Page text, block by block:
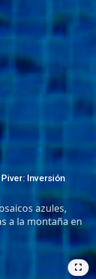
Inversión
azules,
a la montaña en